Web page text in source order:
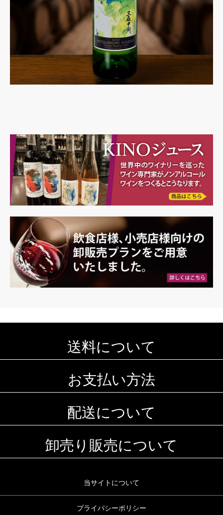
送料について
お支払い方法
配送について
卸売り販売について
当サイトについて
プライバシーポリシー